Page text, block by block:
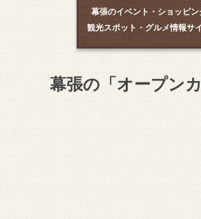
幕張のイベント・ショッピン
観光スポット・グルメ情報サ
幕張の「オープン